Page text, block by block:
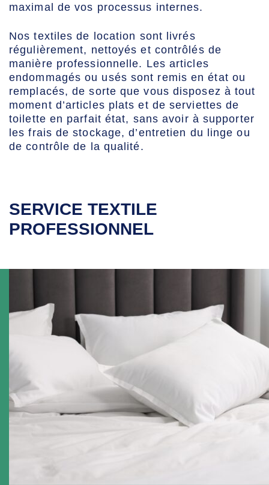
maximal de vos processus internes.
Nos textiles de location sont livrés
régulièrement, nettoyés et contrôlés de
manière professionnelle. Les articles
endommagés ou usés sont remis en état ou
remplacés, de sorte que vous disposez à tout
moment d’articles plats et de serviettes de
toilette en parfait état, sans avoir à supporter
les frais de stockage, d’entretien du linge ou
de contrôle de la qualité.
SERVICE TEXTILE
PROFESSIONNEL